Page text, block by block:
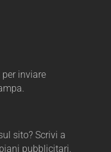
per inviare
sito? Scrivi a
pubblicitari.